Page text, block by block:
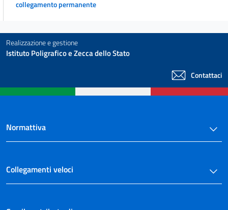
25
27
27 bis
29
32
32 ter
32 quater
Norme particolari ai diritti di utilizzazione economica per
collegamento permanente
Realizzazione e gestione
Istituto Poligrafico e Zecca dello Stato
Contattaci
Normattiva
Collegamenti veloci